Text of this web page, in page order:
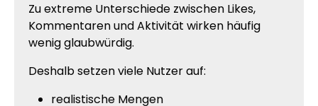
Zu extreme Unterschiede zwischen Likes,
Kommentaren und Aktivität wirken häufig
wenig glaubwürdig.
Deshalb setzen viele Nutzer auf:
realistische Mengen